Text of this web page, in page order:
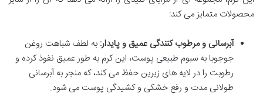
محصولات متمایز می کند:
آبرسانی و مرطوب کنندگی عمیق و پایدار: به لطف شباهت روغن
جوجوبا به سبوم طبیعی پوست، این کرم به طور عمیق نفوذ کرده و
رطوبت را در لایه های زیرین حفظ می کند، که منجر به آبرسانی
طولانی مدت و رفع خشکی و کشیدگی پوست می شود.